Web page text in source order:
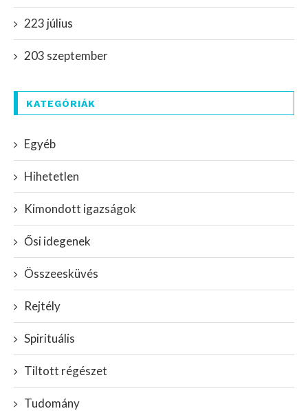
223 július
203 szeptember
KATEGÓRIÁK
Egyéb
Hihetetlen
Kimondott igazságok
Ősi idegenek
Összeesküvés
Rejtély
Spirituális
Tiltott régészet
Tudomány